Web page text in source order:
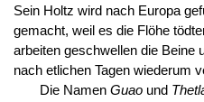
Sein Holtz wird nach Europa
gemacht, weil es die Flöhe
arbeiten geschwellen die Beine
nach etlichen Tagen wiederum
Die Namen Guaound